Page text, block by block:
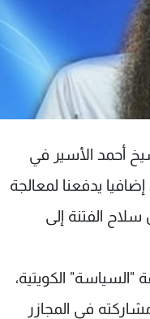
أحمد الأسير في
يدفعنا لمعالجة
الفتنة إلى
الكويتية،
في المجازر